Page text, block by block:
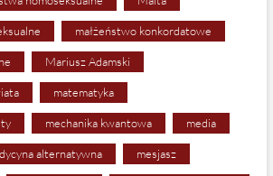
małżeństwo konkordatowe
Mariusz Adamski
matematyka
mechanika kwantowa media
alternatywna mesjasz